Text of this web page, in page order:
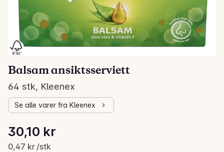
Balsam ansiktsserviett
64 stk, Kleenex
Se alle varer fra Kleenex
Gjeldende pris er: 30,10 kr
30,10 kr
0,47 kr /stk
Stykkpris: 0,47 kr /stk